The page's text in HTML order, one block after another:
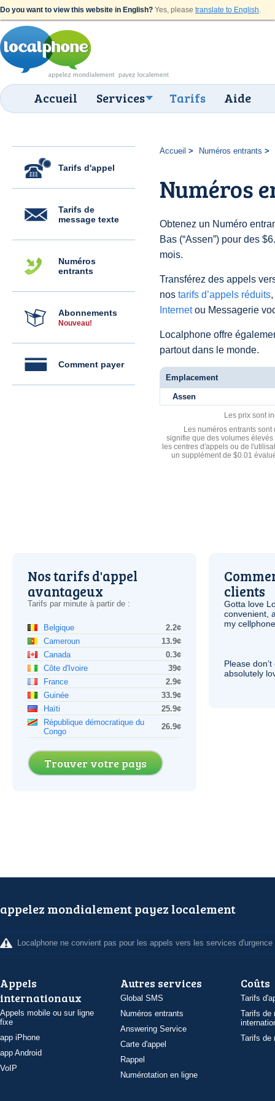
Do you want to view this website in English? Yes, please translate to English.
Accueil Services Tarifs Aide
Tarifs d'appel
Tarifs de
message texte
Numéros
entrants
Abonnements
Nouveau!
Comment payer
Accueil Numéros entrants
Numéros
Obtenez un Numéro
Bas (“Assen”) pour des
mois.
Transférez des appels
nos tarifs d’appels réduits
Internetou Messagerie
Localphone offre
partout dans le monde.
Emplacement
Assen
Les prix sont
Les numéros entrants
signifie que des volumes
les centres d'appels ou de
un supplément de $0.01
Nos tarifs d'appel
avantageux
Tarifs par minute à partir de :
Belgique
2.2¢
Cameroun
13.9¢
Canada
0.3¢
Côte d'Ivoire
39¢
France
2.9¢
Guinée
33.9¢
Haïti
25.9¢
République démocratique du
Congo
26.9¢
Trouver votre pays
clients
Gotta love
convenient,
my
Please
absolutely
appelez mondialement payez localement
Localphone ne convient pas pour les appels vers les services d'urgence
Appels
internationaux
Appels mobile ou sur ligne
fixe
app iPhone
app Android
VoIP
Autres services
Global SMS
Numéros entrants
Answering Service
Carte d'appel
Rappel
Numérotation en ligne
Coûts
Tarifs
Tarifs de
Tarifs de